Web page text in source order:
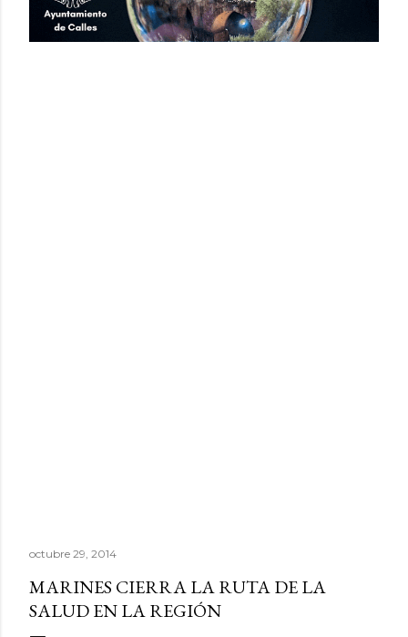
octubre 29, 2014
MARINES CIERRA LA RUTA DE LA
SALUD EN LA REGIÓN